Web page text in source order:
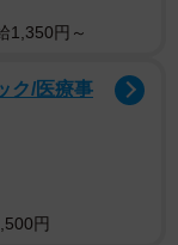
よく見ると？ ※よま
1,350円～
ク/医療事
円